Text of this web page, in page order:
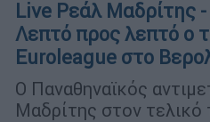
Live Ρεάλ Μαδρίτης
Λεπτό προς λεπτό ο
Euroleague στο
Ο Παναθηναϊκός
Μαδρίτης στον τελικό